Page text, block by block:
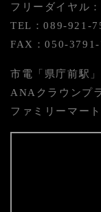
フリーダイヤル
TEL：089-921-
FAX：050-3791-
市電「県庁前駅
ANAクラウンプ
ファミリーマー